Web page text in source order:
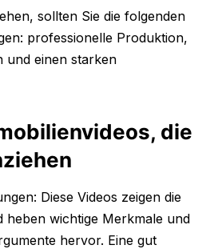
sollten Sie die folgenden
professionelle Produktion,
und einen starken
die
Diese Videos zeigen die
heben wichtige Merkmale und
hervor. Eine gut